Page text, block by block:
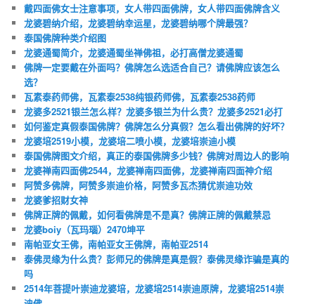
戴四面佛女士注意事项，女人带四面佛牌，女人带四面佛牌含义
龙婆碧纳介绍，龙婆碧纳幸运星，龙婆碧纳哪个牌最强？
泰国佛牌种类介绍图
龙婆通蜀简介，龙婆通蜀坐禅佛祖，必打高僧龙婆通蜀
佛牌一定要戴在外面吗？佛牌怎么选适合自己？请佛牌应该怎么
选？
瓦素泰药师佛，瓦素泰2538纯银药师佛，瓦素泰2538药师
龙婆多2521银兰怎么样？龙婆多银兰为什么贵？龙婆多2521必打
如何鉴定真假泰国佛牌？佛牌怎么分真假？怎么看出佛牌的好坏？
龙婆培2519小模，龙婆培二喷小模，龙婆培崇迪小模
泰国佛牌图文介绍，真正的泰国佛牌多少钱？佛牌对周边人的影响
龙婆禅南四面佛2544，龙婆禅南四面佛，龙婆禅南四面神介绍
阿赞多佛牌，阿赞多崇迪价格，阿赞多瓦杰猜优崇迪功效
龙婆爹招财女神
佛牌正牌的佩戴，如何看佛牌是不是真？佛牌正牌的佩戴禁忌
龙婆boiy（瓦玛瑙）2470坤平
南帕亚女王佛，南帕亚女王佛牌，南帕亚2514
泰佛灵缘为什么贵？彭师兄的佛牌是真是假？泰佛灵缘诈骗是真的
吗
2514年菩提叶崇迪龙婆培，龙婆培2514崇迪原牌，龙婆培2514崇